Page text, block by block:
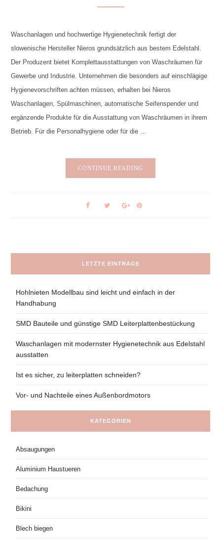
Waschanlagen und hochwertige Hygienetechnik fertigt der
slowenische Hersteller Nieros grundsätzlich aus bestem Edelstahl.
Der Produzent bietet Komplettausstattungen von Waschräumen für
Gewerbe und Industrie. Unternehmen die besonders auf einschlägige
Hygienevorschriften achten müssen, erhalten bei Nieros
Waschanlagen, Spülmaschinen, automatische Seifenspender und
ergänzende Produkte für die Ausstattung von Waschräumen in ihrem
Betrieb. Für die Personalhygiene oder für die …
CONTINUE READING
LETZTE EINTRÄGE
Hohlnieten Modellbau sind leicht und einfach in der
Handhabung
SMD Bauteile und günstige SMD Leiterplattenbestückung
Waschanlagen mit modernster Hygienetechnik aus Edelstahl
ausstatten
Ist es sicher, zu leiterplatten schneiden?
Vor- und Nachteile eines Außenbordmotors
KATEGORIEN
Absaugungen
Aluminium Haustueren
Bedachung
Bikini
Blech biegen